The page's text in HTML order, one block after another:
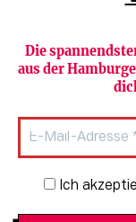
Die
aus der
Newsletter-
Ich
Newsletter abonnieren
HAMBURG PUR